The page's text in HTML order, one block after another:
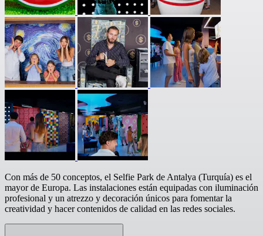
Con más de 50 conceptos, el Selfie Park de Antalya (Turquía) es el
mayor de Europa. Las instalaciones están equipadas con iluminación
profesional y un atrezzo y decoración únicos para fomentar la
creatividad y hacer contenidos de calidad en las redes sociales.